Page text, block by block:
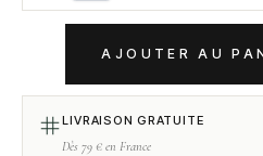
AJOUTER AU
LIVRAISON GRATUITE
Dès 79 € en France